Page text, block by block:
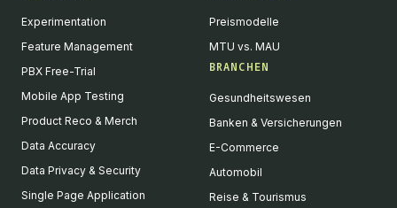
Experimentation
Feature Management
PBX Free-Trial
Mobile App Testing
Product Reco & Merch
Data Accuracy
Data Privacy & Security
Single Page Application
Preismodelle
MTU vs. MAU
BRANCHEN
Gesundheitswesen
Banken & Versicherungen
E-Commerce
Automobil
Reise & Tourismus